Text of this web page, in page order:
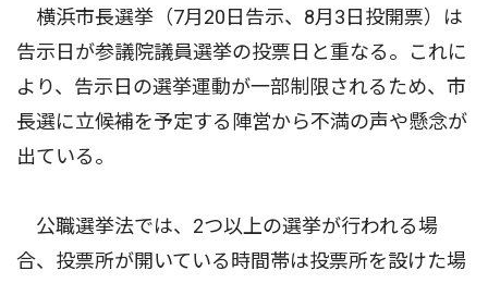
横浜市長選挙（7月20日告示、8月3日投開票）は
告示日が参議院議員選挙の投票日と重なる。これに
より、告示日の選挙運動が一部制限されるため、市
長選に立候補を予定する陣営から不満の声や懸念が
出ている。
公職選挙法では、2つ以上の選挙が行われる場
合、投票所が開いている時間帯は投票所を設けた場